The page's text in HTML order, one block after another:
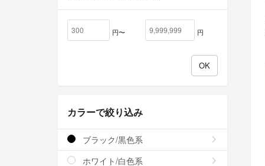
円〜 円
カラーで絞り込み
ブラック/黒色系
ホワイト/白色系